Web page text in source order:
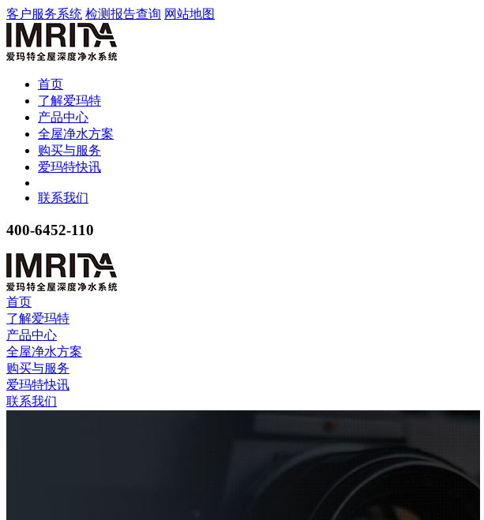
客户服务系统 检测报告查询 网站地图
首页
了解爱玛特
产品中心
全屋净水方案
购买与服务
爱玛特快讯
联系我们
400-6452-110
首页
了解爱玛特
产品中心
全屋净水方案
购买与服务
爱玛特快讯
联系我们